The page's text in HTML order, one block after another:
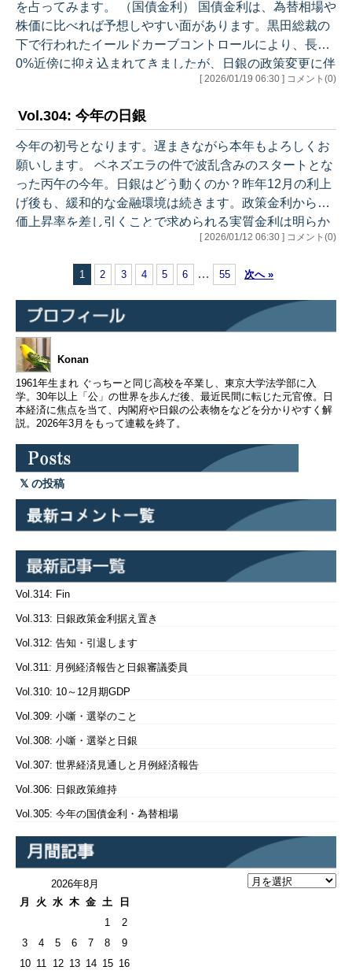
ある回（1月、4月、7月、10月）とない回（3月、6月、9
月、12月）とで…
を占ってみます。 （国債金利） 国債金利は、為替相場や
株価に比べれば予想しやすい面があります。黒田総裁の
下で行われたイールドカーブコントロールにより、長年
0%近傍に抑え込まれてきましたが、日銀の政策変更に伴
い上昇を続け、現在は2%を超えています。市場メカニズ
兆円規模の国債を保有し続けているので、まだ十分とは
言えないかもしれません。 国債金利は「実質経済成長
率」の予想値、「物価上昇率」の予想値、「リスクプレ
ミアム」の3つの合計値に収れんします。今は、それぞ
れ0.5%、1.5～2.0%、0…
[ 2026/01/19 06:30 ] コメント(0)
Vol.304: 今年の日銀
今年の初号となります。遅まきながら本年もよろしくお
願いします。 ベネズエラの件で波乱含みのスタートとな
った丙午の今年。日銀はどう動くのか？昨年12月の利上
げ後も、緩和的な金融環境は続きます。政策金利から物
価上昇率を差し引くことで求められる実質金利は明らか
なマイナス。また、日銀として中立金利水準の明確化は
低いと考えている雰囲気は、植田総裁の会見や講演から
漂います。年内利上げがあることは間違いないと思いま
す。 問題は「何回か」「次回はいつか」です。いろいろ
なアナリストの予想をみましたが、何回かについては1
回ないし2回、次回のタイミングについ…
[ 2026/01/12 06:30 ] コメント(0)
1 2 3 4 5 6 … 55 次へ »
Konan
1961年生まれ ぐっちーと同じ高校を卒業し、東京大学法学部に入
学。30年以上「公」の世界を歩んだ後、最近民間に転じた元官僚。日
本経済に焦点を当て、内閣府や日銀の公表物をなどを分かりやすく解
説。2026年3月をもって連載を終了。
の投稿
Vol.314: Fin
Vol.313: 日銀政策金利据え置き
Vol.312: 告知・引退します
Vol.311: 月例経済報告と日銀審議委員
Vol.310: 10～12月期GDP
Vol.309: 小噺・選挙のこと
Vol.308: 小噺・選挙と日銀
Vol.307: 世界経済見通しと月例経済報告
Vol.306: 日銀政策維持
Vol.305: 今年の国債金利・為替相場
2026年8月
月
火 水 木 金 土 日
1
2
3
4 5 6 7 8
9
10 11 12 13 14 15 16